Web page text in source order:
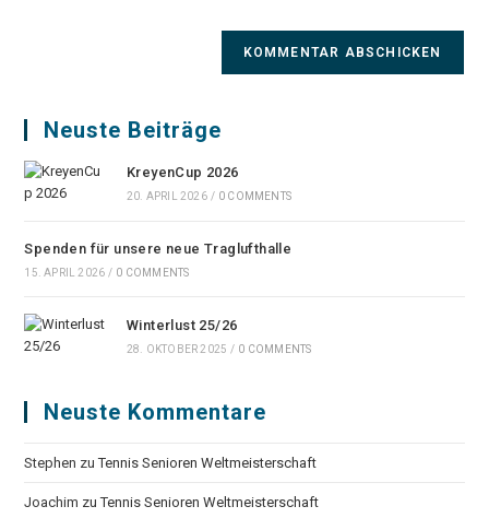
Neuste Beiträge
KreyenCup 2026
20. APRIL 2026 / 0 COMMENTS
Spenden für unsere neue Traglufthalle
15. APRIL 2026 / 0 COMMENTS
Winterlust 25/26
28. OKTOBER 2025 / 0 COMMENTS
Neuste Kommentare
Stephen zuTennis Senioren Weltmeisterschaft
Joachim zuTennis Senioren Weltmeisterschaft